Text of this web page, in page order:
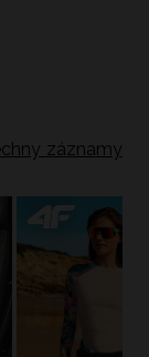
záznamy